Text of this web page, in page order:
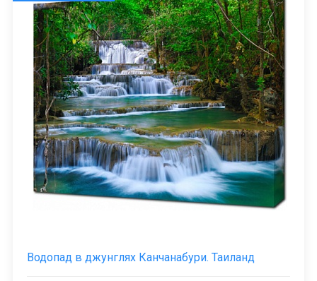
Водопад в джунглях Канчанабури. Таиланд